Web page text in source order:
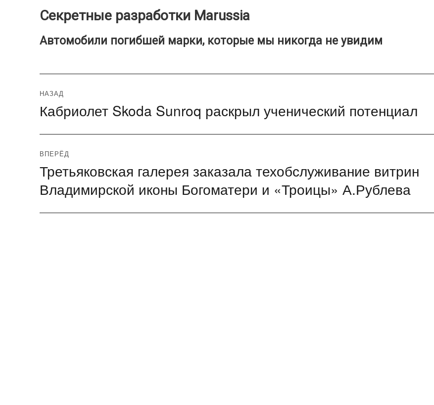
Секретные разработки Marussia
Автомобили погибшей марки, которые мы никогда не увидим
Навигация
по
записям
НАЗАД
Предыдущая
запись:
Кабриолет Skoda Sunroq раскрыл ученический потенциал
ВПЕРЁД
Следующая
запись:
Третьяковская галерея заказала техобслуживание витрин
Владимирской иконы Богоматери и «Троицы» А.Рублева